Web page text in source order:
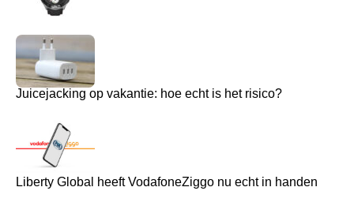
Juicejacking op vakantie: hoe echt is het risico?
Liberty Global heeft VodafoneZiggo nu echt in handen